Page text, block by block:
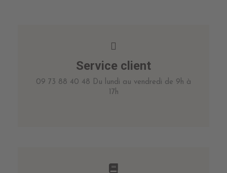
Service client
09 73 88 40 48 Du lundi au vendredi de 9h à
17h